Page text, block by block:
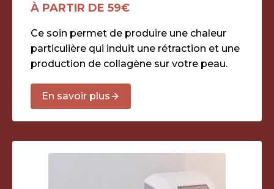
À PARTIR DE 59€
Ce soin permet de produire une chaleur
particulière qui induit une rétraction et une
production de collagène sur votre peau.
En savoir plus